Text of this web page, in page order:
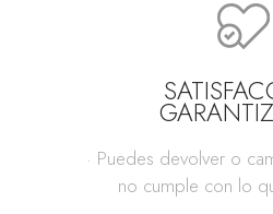
· Puedes devolver o
no cumple con lo